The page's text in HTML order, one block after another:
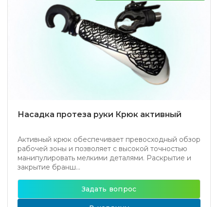
Насадка протеза руки Крюк активный
Активный крюк обеспечивает превосходный обзор
рабочей зоны и позволяет с высокой точностью
манипулировать мелкими деталями. Раскрытие и
закрытие бранш...
Задать вопрос